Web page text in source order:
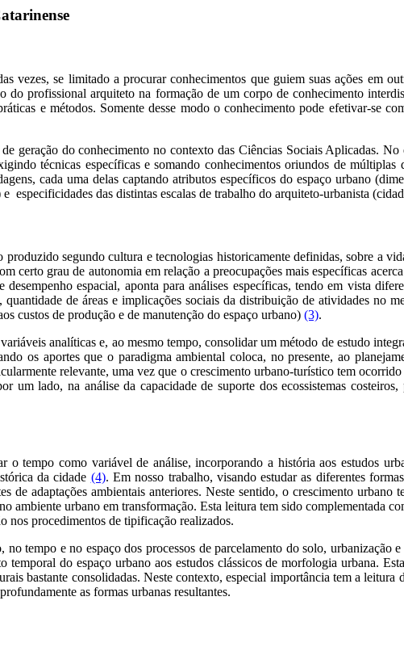
vezes, se limitado a procurar conhecimentos que guiem suas ações em
profissional arquiteto na formação de um corpo de conhecimento
e métodos. Somente desse modo o conhecimento pode efetivar-se
geração do conhecimento no contexto das Ciências Sociais Aplicadas.
técnicas específicas e somando conhecimentos oriundos de
cada uma delas captando atributos específicos do espaço urbano
especificidades das distintas escalas de trabalho do arquiteto-urbanista
segundo cultura e tecnologias historicamente definidas, sobre a
grau de autonomia em relação a preocupações mais específicas
espacial, aponta para análises específicas, tendo em vista
de áreas e implicações sociais da distribuição de atividades no
custos de produção e de manutenção do espaço urbano) (3).
analíticas e, ao mesmo tempo, consolidar um método de estudo
os aportes que o paradigma ambiental coloca, no presente, ao
relevante, uma vez que o crescimento urbano-turístico tem
um lado, na análise da capacidade de suporte dos ecossistemas
tempo como variável de análise, incorporando a história aos estudos
da cidade (4). Em nosso trabalho, visando estudar as diferentes
de adaptações ambientais anteriores. Neste sentido, o crescimento
ambiente urbano em transformação. Esta leitura tem sido complementada
nos procedimentos de tipificação realizados.
tempo e no espaço dos processos de parcelamento do solo,
do espaço urbano aos estudos clássicos de morfologia urbana.
bastante consolidadas. Neste contexto, especial importância tem a
as formas urbanas resultantes.